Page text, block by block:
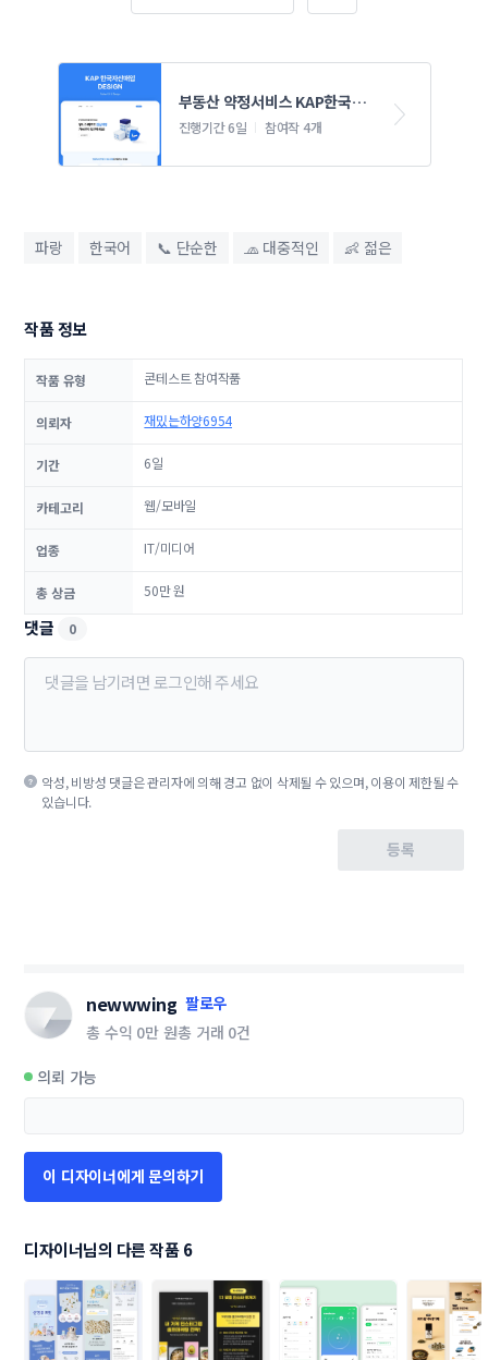
부동산 약정서비스 KAP한국자
산매입 웹/모바일 콘테스트
진행기간 6일 참여작 4개
파랑 한국어 📞 단순한 🧢 대중적인 👶 젊은
작품 정보
작품 유형 콘테스트 참여작품
의뢰자 재밌는하양6954
기간 6일
카테고리 웹/모바일
업종 IT/미디어
총 상금 50만 원
댓글 0
악성, 비방성 댓글은 관리자에 의해 경고 없이 삭제될 수 있으며, 이용이 제한될 수
있습니다.
등록
newwwing 팔로우
총 수익 0만 원총 거래 0건
의뢰 가능
이 디자이너에게 문의하기
디자이너님의 다른 작품 6